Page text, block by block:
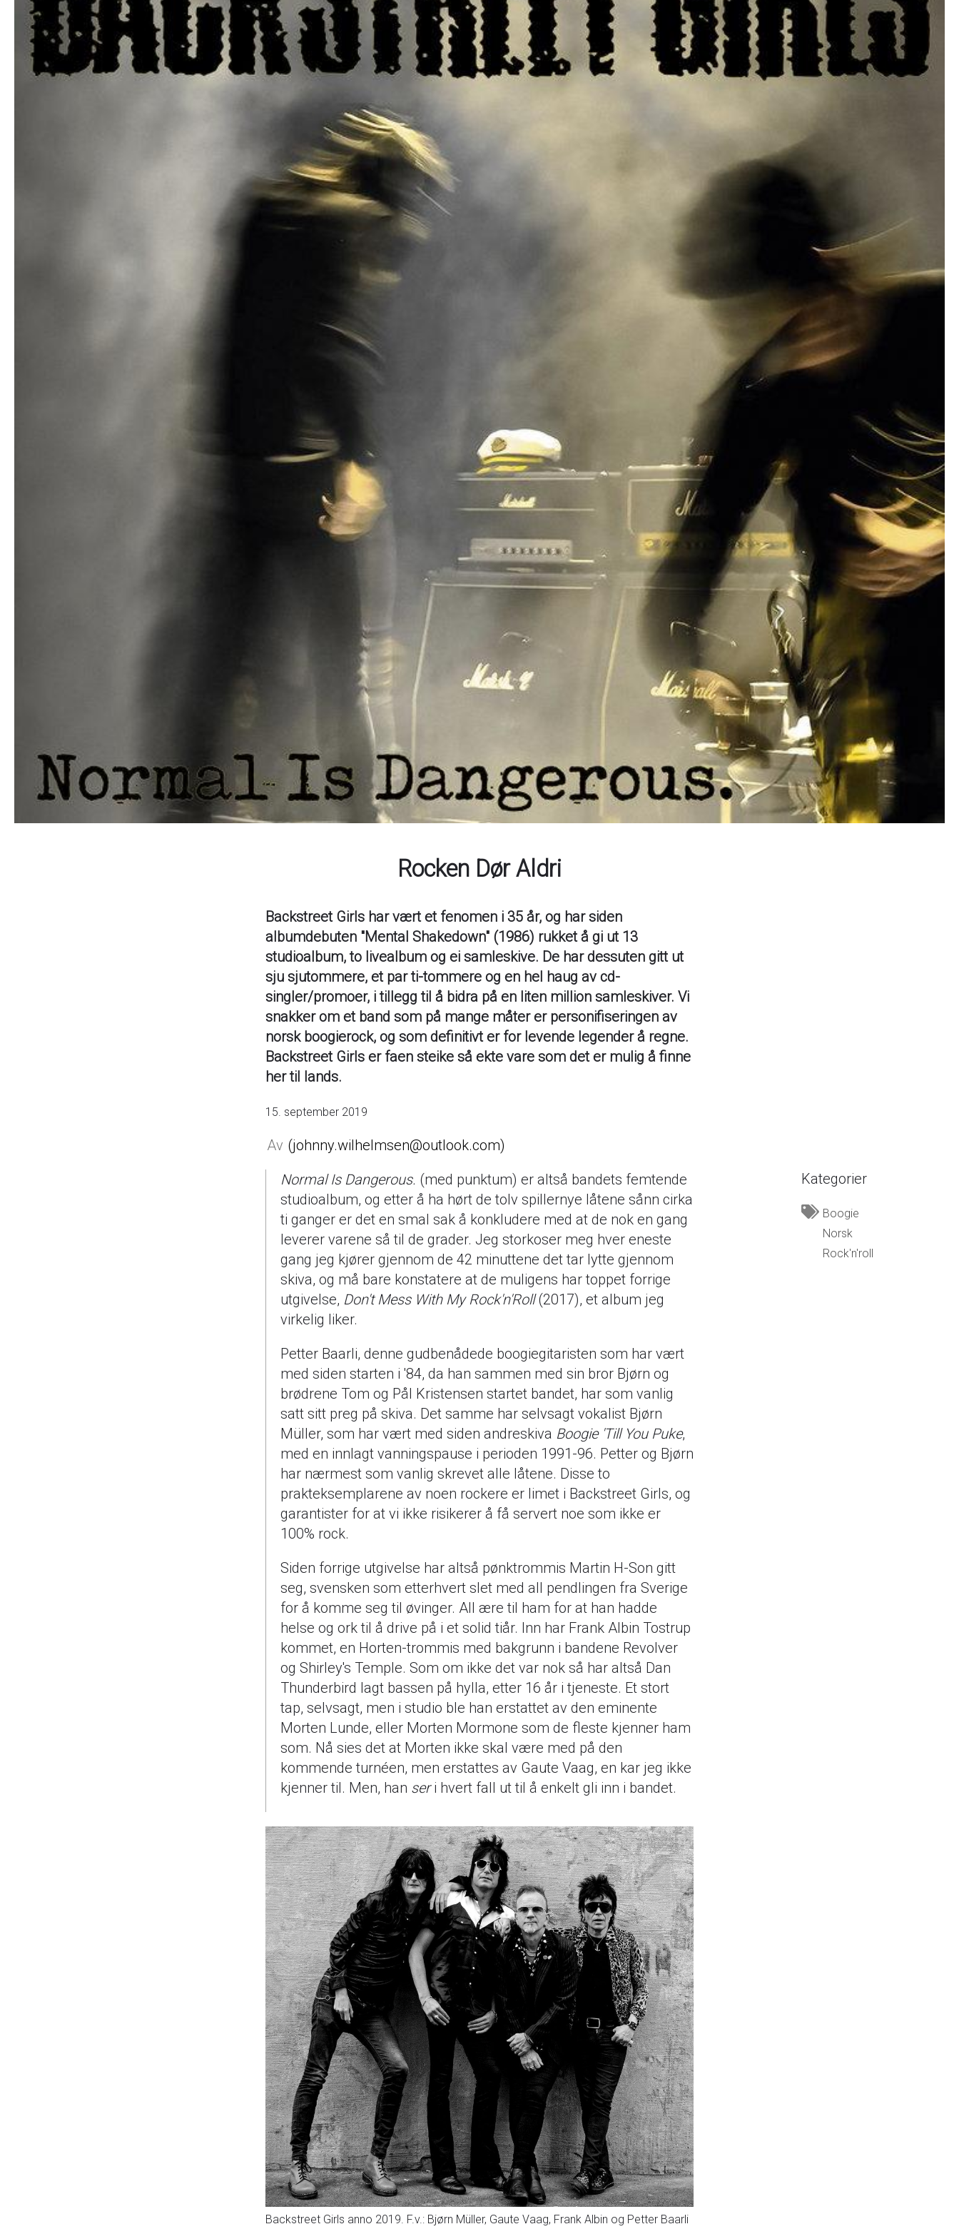
Rocken Dør Aldri
Backstreet Girls har vært et fenomen i 35 år, og har siden
albumdebuten "Mental Shakedown" (1986) rukket å gi ut 13
studioalbum, to livealbum og ei samleskive. De har dessuten gitt ut
sju sjutommere, et par ti-tommere og en hel haug av cd-
singler/promoer, i tillegg til å bidra på en liten million samleskiver. Vi
snakker om et band som på mange måter er personifiseringen av
norsk boogierock, og som definitivt er for levende legender å regne.
Backstreet Girls er faen steike så ekte vare som det er mulig å finne
her til lands.
15. september 2019
johnny.wilhelmsen@outlook.com
Normal Is Dangerous. (med punktum) er altså bandets femtende
studioalbum, og etter å ha hørt de tolv spillernye låtene sånn cirka
ti ganger er det en smal sak å konkludere med at de nok en gang
leverer varene så til de grader. Jeg storkoser meg hver eneste
gang jeg kjører gjennom de 42 minuttene det tar lytte gjennom
skiva, og må bare konstatere at de muligens har toppet forrige
utgivelse, Don't Mess With My Rock'n'Roll(2017), et album jeg
virkelig liker.
Petter Baarli, denne gudbenådede boogiegitaristen som har vært
med siden starten i '84, da han sammen med sin bror Bjørn og
brødrene Tom og Pål Kristensen startet bandet, har som vanlig
satt sitt preg på skiva. Det samme har selvsagt vokalist Bjørn
Müller, som har vært med siden andreskiva Boogie 'Till You Puke,
med en innlagt vanningspause i perioden 1991-96. Petter og Bjørn
har nærmest som vanlig skrevet alle låtene. Disse to
prakteksemplarene av noen rockere er limet i Backstreet Girls, og
garantister for at vi ikke risikerer å få servert noe som ikke er
100% rock.
Siden forrige utgivelse har altså pønktrommis Martin H-Son gitt
seg, svensken som etterhvert slet med all pendlingen fra Sverige
for å komme seg til øvinger. All ære til ham for at han hadde
helse og ork til å drive på i et solid tiår. Inn har Frank Albin Tostrup
kommet, en Horten-trommis med bakgrunn i bandene Revolver
og Shirley's Temple. Som om ikke det var nok så har altså Dan
Thunderbird lagt bassen på hylla, etter 16 år i tjeneste. Et stort
tap, selvsagt, men i studio ble han erstattet av den eminente
Morten Lunde, eller Morten Mormone som de fleste kjenner ham
som. Nå sies det at Morten ikke skal være med på den
kommende turnéen, men erstattes av Gaute Vaag, en kar jeg ikke
kjenner til. Men, han seri hvert fall ut til å enkelt gli inn i bandet.
Backstreet Girls anno 2019. F.v.: Bjørn Müller, Gaute Vaag, Frank Albin og Petter Baarli
Kategorier
Boogie
Norsk
Rock'n'roll